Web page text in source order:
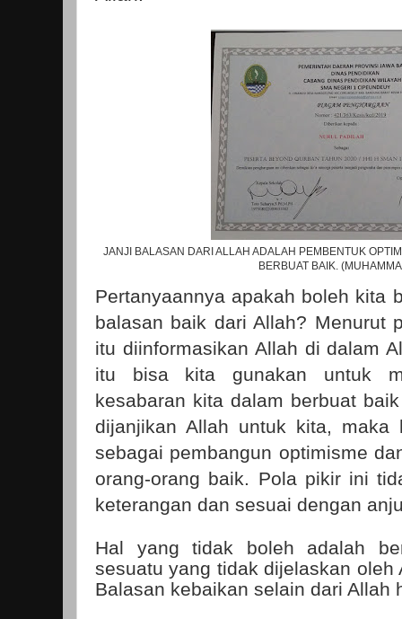
JANJI BALASAN DARI ALLAH ADALAH PEMBENTUK
BERBUAT BAIK.
Pertanyaannya apakah boleh kita
balasan baik dari Allah? Menurut
itu diinformasikan Allah di dalam
itu bisa kita gunakan untuk
kesabaran kita dalam berbuat
dijanjikan Allah untuk kita,
sebagai pembangun optimisme
orang-orang baik. Pola pikir ini
keterangan dan sesuai dengan
Hal yang tidak boleh adalah
sesuatu yang tidak dijelaskan oleh
Balasan kebaikan selain dari Allah